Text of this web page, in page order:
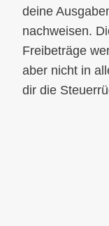
deine
nachweisen.
Freibeträge
aber nicht in
dir die